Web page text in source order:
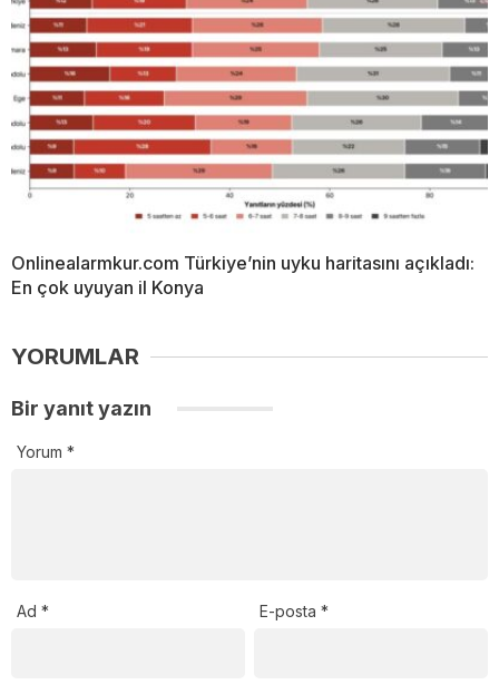
Onlinealarmkur.com Türkiye’nin uyku haritasını açıkladı:
En çok uyuyan il Konya
YORUMLAR
Bir yanıt yazın
Yorum *
Ad * E-posta*